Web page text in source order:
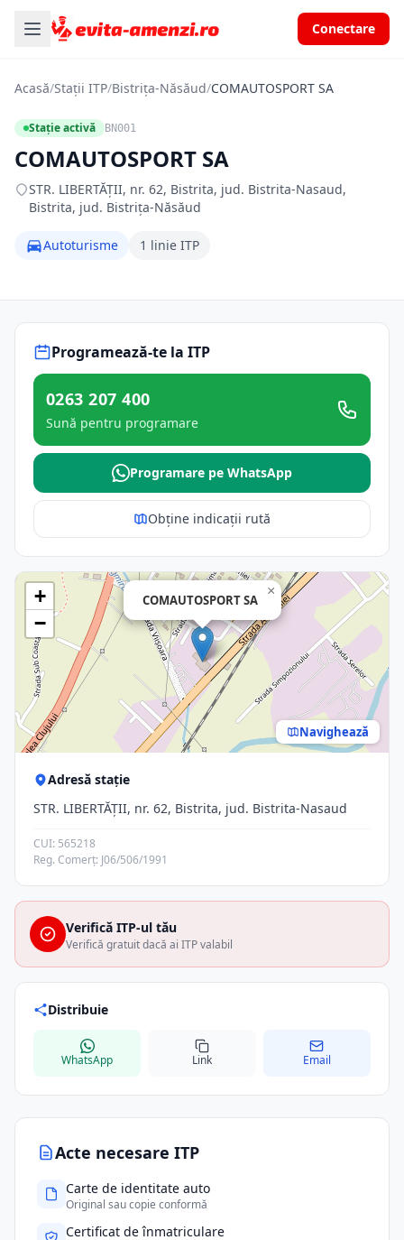
Conectare
Acasă/Stații ITP/Bistrița-Năsăud/COMAUTOSPORT SA
Stație activă BN001
COMAUTOSPORT SA
STR. LIBERTĂŢII, nr. 62, Bistrita, jud. Bistrita-Nasaud,
Bistrita, jud. Bistrița-Năsăud
Autoturisme 1 linie ITP
Acte necesare ITP
Carte de identitate auto
Original sau copie conformă
Certificat de înmatriculare
Programează-te la ITP
0263 207 400
Sună pentru programare
Programare pe WhatsApp
Obține indicații rută
COMAUTOSPORT SA
×
+
−
Navighează
Adresă stație
STR. LIBERTĂŢII, nr. 62, Bistrita, jud. Bistrita-Nasaud
CUI: 565218
Reg. Comerț: J06/506/1991
Verifică ITP-ul tău
Verifică gratuit dacă ai ITP valabil
Distribuie
WhatsApp Link Email